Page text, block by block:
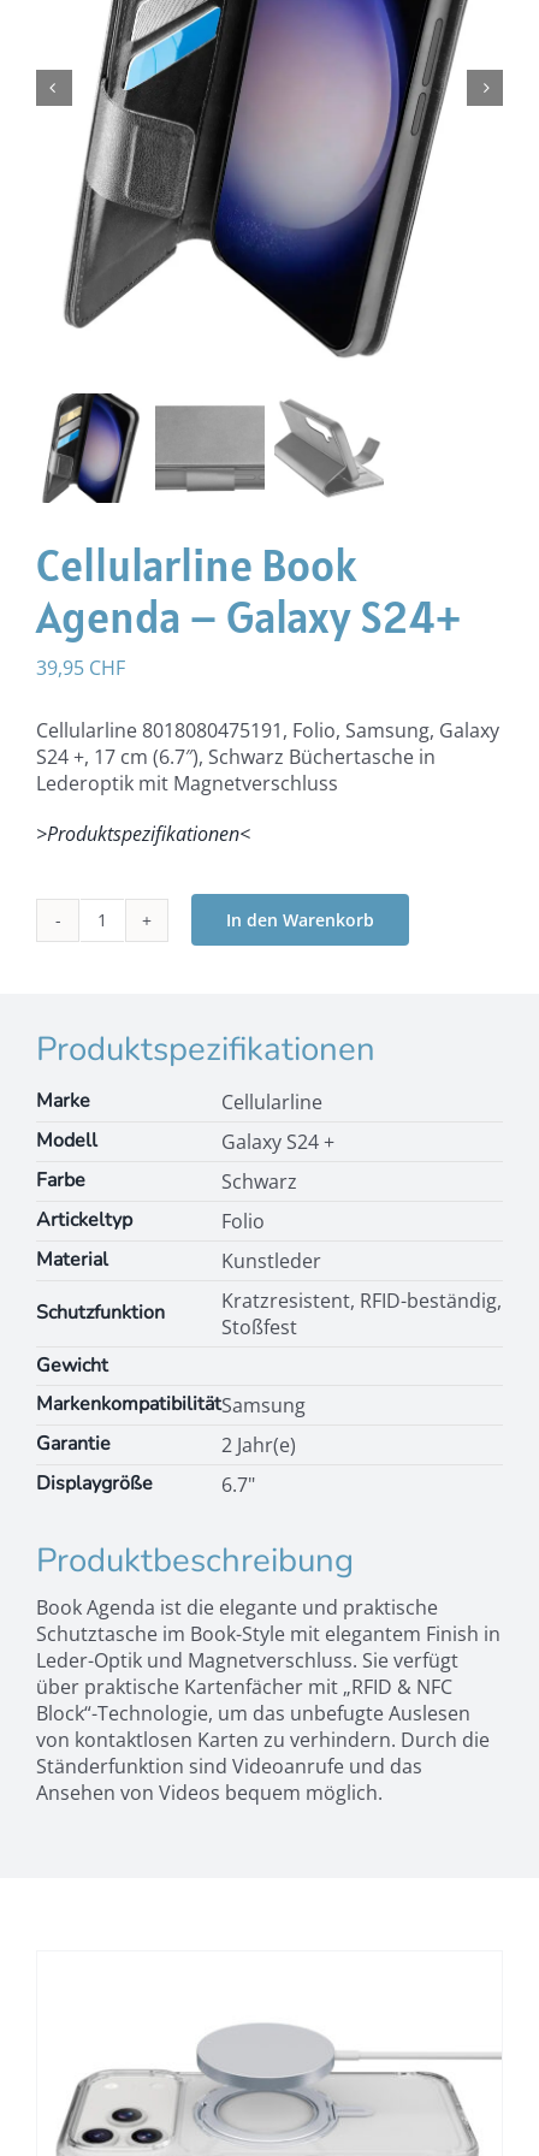
Cellularline Book
Agenda – Galaxy S24+
39,95 CHF
Cellularline 8018080475191, Folio, Samsung, Galaxy
S24 +, 17 cm (6.7″), Schwarz Büchertasche in
Lederoptik mit Magnetverschluss
>Produktspezifikationen<
Cellularline
Galaxy
S24+
In den Warenkorb
Produktspezifikationen
Marke
Cellularline
Modell
Galaxy S24 +
Farbe
Schwarz
Artickeltyp
Folio
Material
Kunstleder
Schutzfunktion
Kratzresistent, RFID-beständig,
Stoßfest
Gewicht
MarkenkompatibilitätSamsung
Garantie
2 Jahr(e)
Displaygröße
6.7"
Produktbeschreibung
Book Agenda ist die elegante und praktische
Schutztasche im Book-Style mit elegantem Finish in
Leder-Optik und Magnetverschluss. Sie verfügt
über praktische Kartenfächer mit „RFID & NFC
Block“-Technologie, um das unbefugte Auslesen
von kontaktlosen Karten zu verhindern. Durch die
Ständerfunktion sind Videoanrufe und das
Ansehen von Videos bequem möglich.